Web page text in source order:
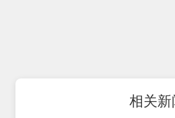
相关新